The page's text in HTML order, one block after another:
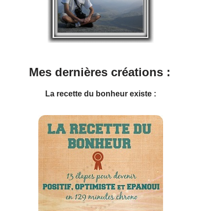
Mes dernières créations :
La recette du bonheur existe :